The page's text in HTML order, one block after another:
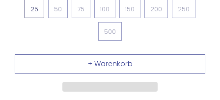
25 50 75 100 150 200 250
500